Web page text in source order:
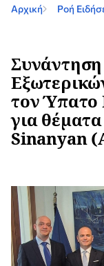
Αρχική Ροή
τον Ύπατο
για
Sinanyan